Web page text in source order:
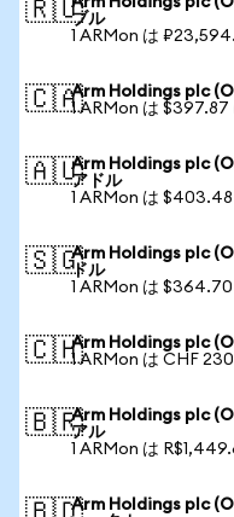
🇷🇺ブル
1 ARMon は
🇨🇦Arm Holdings plc
1 ARMon は $397.87
🇦🇺Arm Holdings plc
アドル
1 ARMon は $403.48
🇸🇬Arm Holdings plc
ドル
1 ARMon は $364.70
🇨🇭Arm Holdings plc
1 ARMon は CHF
🇧🇷Arm Holdings plc
アル
1 ARMon は
Arm Holdings plc